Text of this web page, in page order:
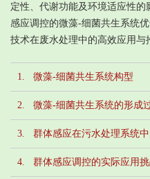
定性、代谢功能及环境适应性
感应调控的微藻-细菌共生系统
技术在废水处理中的高效应用与
1. 微藻-细菌共生系统构型
2. 微藻-细菌共生系统的形成
3. 群体感应在污水处理系统中
4. 群体感应调控的实际应用